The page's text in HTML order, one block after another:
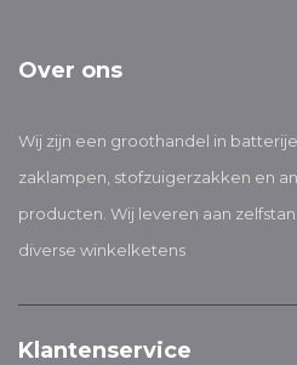
Over ons
Wij zijn een groothandel in
zaklampen, stofzuigerzakken en
producten. Wij leveren aan
diverse winkelketens
Klantenservice